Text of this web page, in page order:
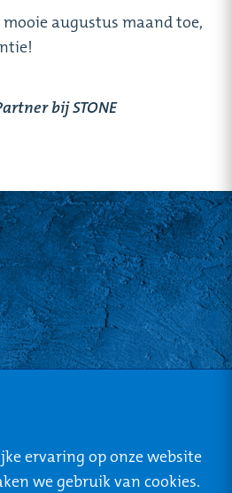
ervaring op onze website
we gebruik van cookies.
mooie augustus maand toe,
bij STONE